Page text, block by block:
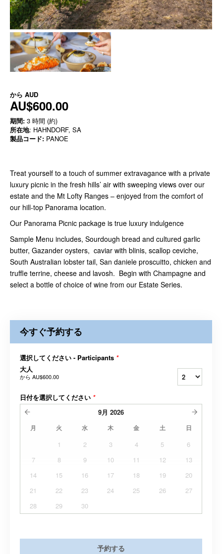
から AUD
AU$600.00
期間: 3 時間 (約)
所在地: HAHNDORF, SA
製品コード: PANOE
Treat yourself to a touch of summer extravagance with a private
luxury picnic in the fresh hills’ air with sweeping views over our
estate and the Mt Lofty Ranges – enjoyed from the comfort of
our hill-top Panorama location.
Our Panorama Picnic package is true luxury indulgence
Sample Menu includes, Sourdough bread and cultured garlic
butter, Gazander oysters, caviar with blinis, scallop ceviche,
South Australian lobster tail, San daniele proscuitto, chicken and
truffle terrine, cheese and lavosh. Begin with Champagne and
select a bottle of choice of wine from our Estate Series.
今すぐ予約する
選択してください - Participants *
大人
から AU$600.00
日付を選択してください *
9月 2026
月 火 水 木 金 土 日
1 2 3 4 5
6
7
8 9 10 11 12
13
14
15 16 17 18 19
20
21
22 23 24 25 26
27
28
29 30
予約する